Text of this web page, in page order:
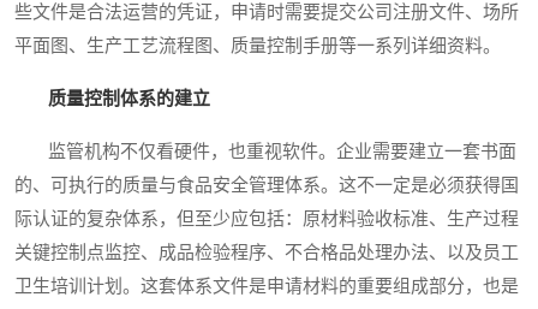
些文件是合法运营的凭证，申请时需要提交公司注册文件、场所
平面图、生产工艺流程图、质量控制手册等一系列详细资料。
质量控制体系的建立
监管机构不仅看硬件，也重视软件。企业需要建立一套书面
的、可执行的质量与食品安全管理体系。这不一定是必须获得国
际认证的复杂体系，但至少应包括：原材料验收标准、生产过程
关键控制点监控、成品检验程序、不合格品处理办法、以及员工
卫生培训计划。这套体系文件是申请材料的重要组成部分，也是